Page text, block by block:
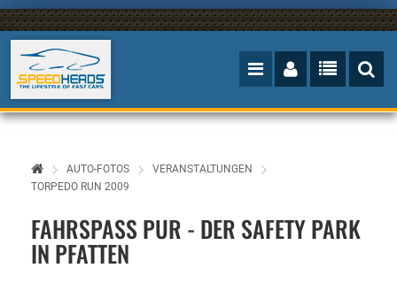
AUTO-FOTOS
VERANSTALTUNGEN
TORPEDO RUN 2009
FAHRSPASS PUR - DER SAFETY PARK I
N PFATTEN